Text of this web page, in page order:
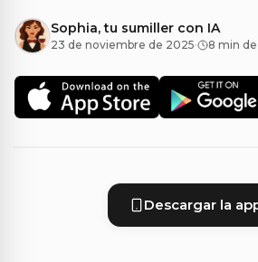
Sophia, tu sumiller con IA
23 de noviembre de 2025· 8 min
Descargar la